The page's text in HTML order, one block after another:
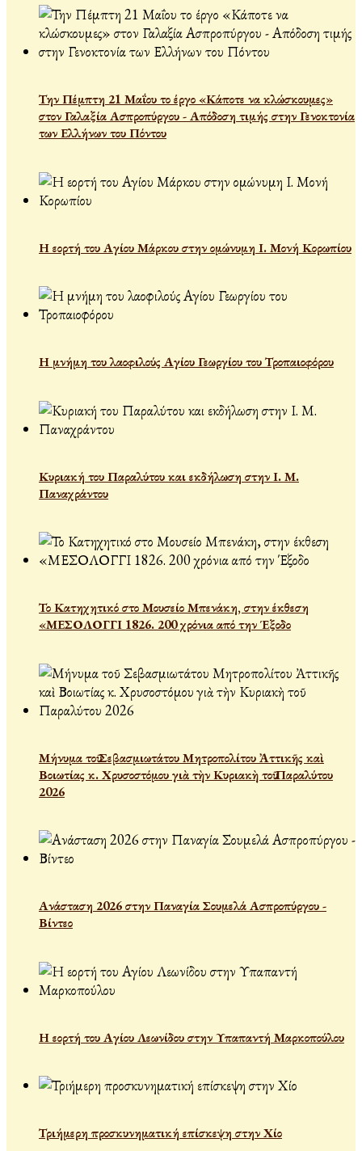
Την Πέμπτη 21 Μαΐου το έργο «Κάποτε να κλώσκουμες»
στον Γαλαξία Ασπροπύργου - Απόδοση τιμής στην Γενοκτονία
των Ελλήνων του Πόντου
Η εορτή του Αγίου Μάρκου στην ομώνυμη Ι. Μονή Κορωπίου
Η μνήμη του λαοφιλούς Αγίου Γεωργίου του Τροπαιοφόρου
Κυριακή του Παραλύτου και εκδήλωση στην Ι. Μ.
Παναχράντου
Το Κατηχητικό στο Μουσείο Μπενάκη, στην έκθεση
«ΜΕΣΟΛΟΓΓΙ 1826. 200 χρόνια από την Έξοδο
Μήνυμα τοῦ Σεβασμιωτάτου Μητροπολίτου Ἀττικῆς καὶ
Βοιωτίας κ. Χρυσοστόμου γιὰ τὴν Κυριακὴ τοῦ Παραλύτου
2026
Ανάσταση 2026 στην Παναγία Σουμελά Ασπροπύργου -
Βίντεο
Η εορτή του Αγίου Λεωνίδου στην Υπαπαντή Μαρκοπούλου
Τριήμερη προσκυνηματική επίσκεψη στην Χίο